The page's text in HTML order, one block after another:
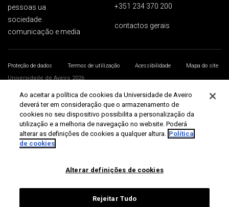
pessoas ua
sociedade
comunicação e media
+351 234 370 200
contactos gerais
Proteção de dados Termos de utilização Acessibilidade
Mapa do site
Universidade de Aveiro 2026
Ao aceitar a política de cookies da Universidade de Aveiro
deverá ter em consideração que o armazenamento de
cookies no seu dispositivo possibilita a personalização da
utilização e a melhoria de navegação no website. Poderá
alterar as definições de cookies a qualquer altura. Política
de cookies
Alterar definições de cookies
Rejeitar Tudo